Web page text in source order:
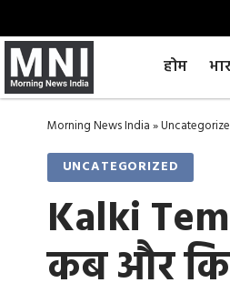
होम
Morning News India»
UNCATEGORIZED
Kalki
कब और